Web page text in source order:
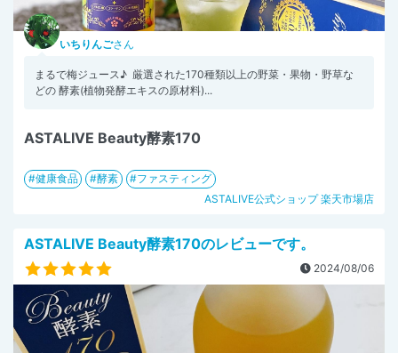
いちりんごさん
まるで梅ジュース♪ ⁡ 厳選された170種類以上の野菜・果物・野草な
どの 酵素(植物発酵エキスの原材料)...
ASTALIVE Beauty酵素170
健康食品 酵素
ファスティング
ASTALIVE公式ショップ 楽天市場店
ASTALIVE Beauty酵素170のレビューです。
2024/08/06